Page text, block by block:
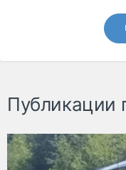
Публикации